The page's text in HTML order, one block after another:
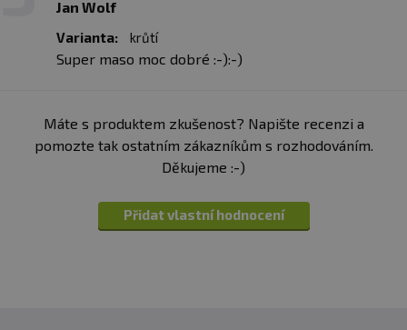
do 48 hodin. Může obsahovat stopy kostí. Země původu
Slovenská republika. Výrobce ani prodávající neručí za
Upozornění pro alergiky:Alergeny jsou ve
zvýrazněny.
Jan Wolf
Varianta: krůtí
Super maso moc dobré :-):-)
Máte s produktem zkušenost? Napište recenzi a
pomozte tak ostatním zákazníkům s rozhodováním.
Děkujeme :-)
Přidat vlastní hodnocení